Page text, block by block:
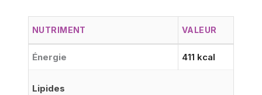
NUTRIMENT VALEUR
Énergie 411 kcal
Lipides